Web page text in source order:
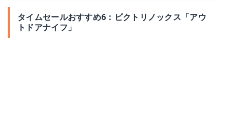
タイムセールおすすめ6：ビクトリノックス「アウ
トドアナイフ」